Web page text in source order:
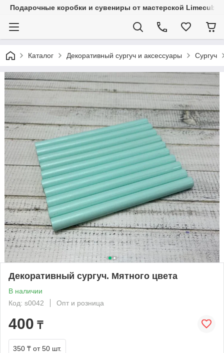
Подарочные коробки и сувениры от мастерской Limecube
Каталог Декоративный сургуч и аксессуары Сургуч
Декоративный сургуч. Мятного цвета
В наличии
Код: s0042
Опт и розница
400 ₸
350 ₸ от 50 шт.